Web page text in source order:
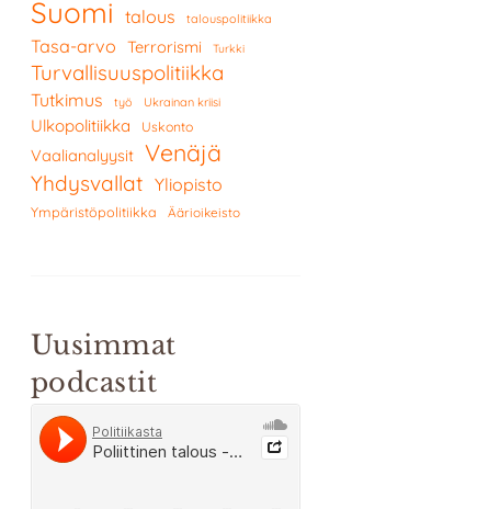
Suomi talous talouspolitiikka
Tasa-arvo Terrorismi Turkki
Turvallisuuspolitiikka
Tutkimus työ Ukrainan kriisi
Ulkopolitiikka Uskonto
Vaalianalyysit Venäjä
Yhdysvallat Yliopisto
Ympäristöpolitiikka Äärioikeisto
Uusimmat
podcastit